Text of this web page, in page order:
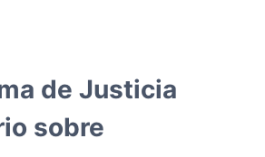
de Justicia
sobre